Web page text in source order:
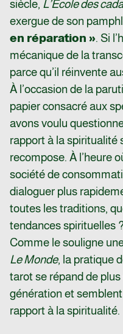
siècle, L’École des
exergue de son
en réparation ». Si
mécanique de la
parce qu’il réinvente
À l’occasion de la
papier consacré aux
avons voulu
rapport à la spiritualité
recompose. À l’heure
société de
dialoguer plus
toutes les traditions,
tendances spirituelles
Comme le souligne
Le Monde, la pratique
tarot se répand de
génération et
rapport à la spiritualité.